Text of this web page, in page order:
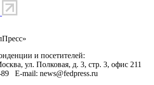
»
и посетителей:
, ул. Полковая, д. 3, стр. 3, офис 211
E-mail: news@fedpress.ru